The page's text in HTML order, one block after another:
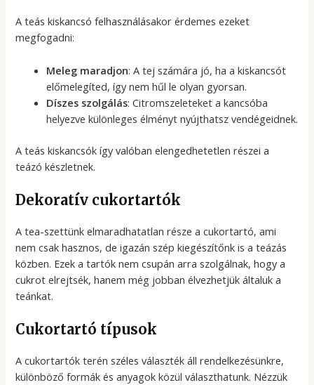
A teás kiskancsó felhasználásakor érdemes ezeket
megfogadni:
Meleg maradjon: A tej számára jó, ha a kiskancsót
előmelegíted, így nem hűl le olyan gyorsan.
Díszes szolgálás: Citromszeleteket a kancsóba
helyezve különleges élményt nyújthatsz vendégeidnek.
A teás kiskancsók így valóban elengedhetetlen részei a
teázó készletnek.
Dekoratív cukortartók
A tea-szettünk elmaradhatatlan része a cukortartó, ami
nem csak hasznos, de igazán szép kiegészítőnk is a teázás
közben. Ezek a tartók nem csupán arra szolgálnak, hogy a
cukrot elrejtsék, hanem még jobban élvezhetjük általuk a
teánkat.
Cukortartó típusok
A cukortartók terén széles választék áll rendelkezésünkre,
különböző formák és anyagok közül választhatunk. Nézzük